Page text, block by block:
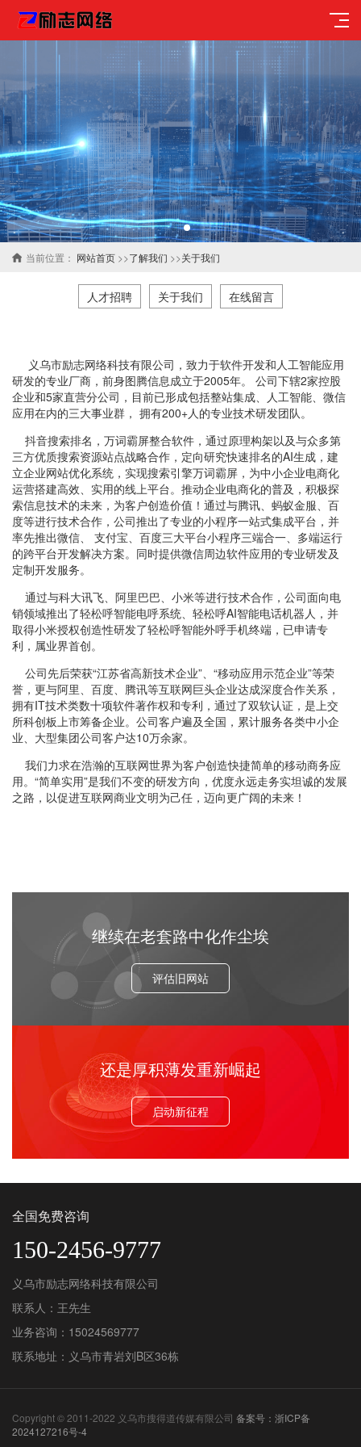
当前位置： 网站首页 >>了解我们 >>关于我们
人才招聘 关于我们 在线留言
义乌市励志网络科技有限公司，致力于软件开发和人工智能应用
研发的专业厂商，前身图腾信息成立于2005年。 公司下辖2家控股
企业和5家直营分公司，目前已形成包括整站集成、人工智能、微信
应用在内的三大事业群， 拥有200+人的专业技术研发团队。
抖音搜索排名，万词霸屏整合软件，通过原理构架以及与众多第
三方优质搜索资源站点战略合作，定向研究快速排名的AI生成，建
立企业网站优化系统，实现搜索引擎万词霸屏，为中小企业电商化
运营搭建高效、实用的线上平台。推动企业电商化的普及，积极探
索信息技术的未来，为客户创造价值！通过与腾讯、蚂蚁金服、百
度等进行技术合作，公司推出了专业的小程序一站式集成平台，并
率先推出微信、 支付宝、百度三大平台小程序三端合一、多端运行
的跨平台开发解决方案。同时提供微信周边软件应用的专业研发及
定制开发服务。
通过与科大讯飞、阿里巴巴、小米等进行技术合作，公司面向电
销领域推出了轻松呼智能电呼系统、轻松呼AI智能电话机器人，并
取得小米授权创造性研发了轻松呼智能外呼手机终端，已申请专
利，属业界首创。
公司先后荣获“江苏省高新技术企业”、“移动应用示范企业”等荣
誉，更与阿里、百度、腾讯等互联网巨头企业达成深度合作关系，
拥有IT技术类数十项软件著作权和专利，通过了双软认证，是上交
所科创板上市筹备企业。公司客户遍及全国，累计服务各类中小企
业、大型集团公司客户达10万余家。
我们力求在浩瀚的互联网世界为客户创造快捷简单的移动商务应
用。“简单实用”是我们不变的研发方向，优度永远走务实坦诚的发展
之路，以促进互联网商业文明为己任，迈向更广阔的未来！
继续在老套路中化作尘埃
评估旧网站
还是厚积薄发重新崛起
启动新征程
全国免费咨询
150-2456-9777
义乌市励志网络科技有限公司
联系人：王先生
业务咨询：15024569777
联系地址：义乌市青岩刘B区36栋
Copyright © 2011-2022 义乌市搜得道传媒有限公司 备案号：浙ICP备
2024127216号-4